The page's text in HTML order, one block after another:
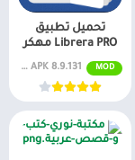
تحميل تطبيق
Librera PRO مهكر
MOD 8.9.131 APK (مدفوع بالكامل)